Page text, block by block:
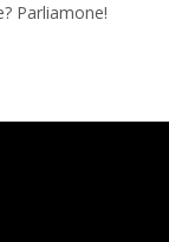
Parliamone!